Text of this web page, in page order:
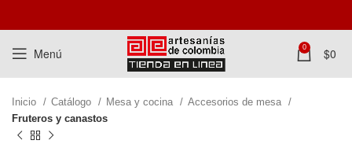
Menú 0 $0
Inicio Catálogo Mesa y cocina
Accesorios de mesa
Fruteros y canastos